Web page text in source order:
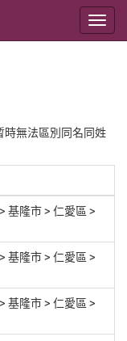
時無法區別同名同姓
基隆市 > 仁愛區 >
基隆市 > 仁愛區 >
基隆市 > 仁愛區 >